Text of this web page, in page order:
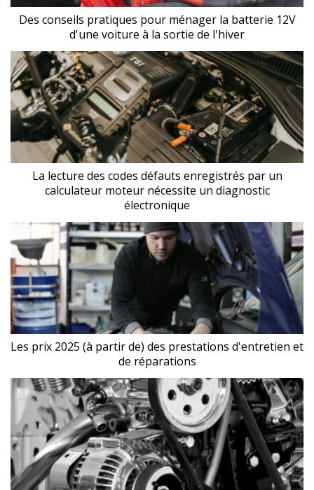
Des conseils pratiques pour ménager la batterie 12V
d'une voiture à la sortie de l'hiver
La lecture des codes défauts enregistrés par un
calculateur moteur nécessite un diagnostic
électronique
Les prix 2025 (à partir de) des prestations d'entretien et
de réparations